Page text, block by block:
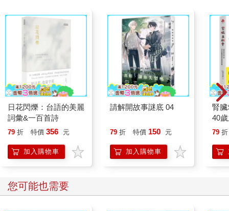
日花閃爍：台語的美麗
詞彙&一百首詩
79 折 特價 356 元
加入購物車
請解開故事謎底 04
79 折 特價 150 元
加入購物車
腎
40
就
79 折
您可能也需要